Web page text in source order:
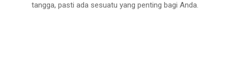
tangga, pasti ada sesuatu yang penting bagi Anda.